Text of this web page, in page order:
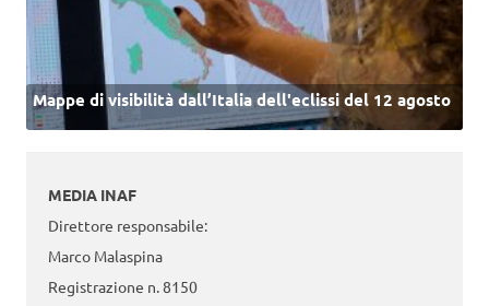
Mappe di visibilità dall’Italia dell'eclissi del 12 agosto
MEDIA INAF
Direttore responsabile:
Marco Malaspina
Registrazione n. 8150